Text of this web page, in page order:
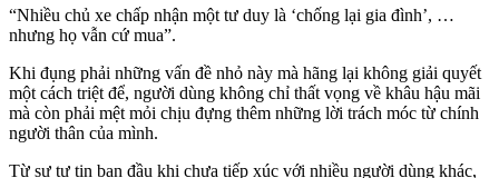
“Nhiều chủ xe chấp nhận một tư duy là ‘chống lại gia đình’, …
nhưng họ vẫn cứ mua”.
Khi đụng phải những vấn đề nhỏ này mà hãng lại không giải quyết
một cách triệt để, người dùng không chỉ thất vọng về khâu hậu mãi
mà còn phải mệt mỏi chịu đựng thêm những lời trách móc từ chính
người thân của mình.
Từ sự tự tin ban đầu khi chưa tiếp xúc với nhiều người dùng khác,